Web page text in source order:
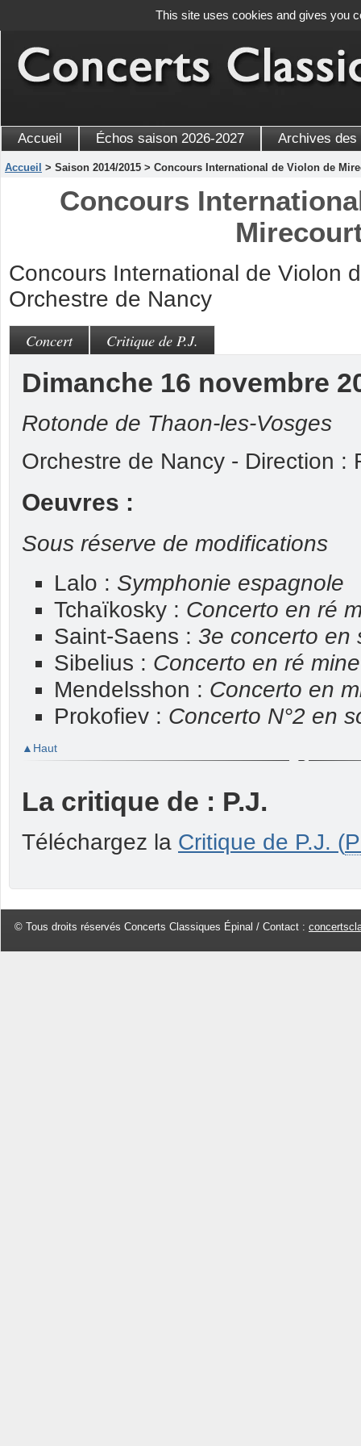
Accueil Échos saison 2026-2027 Archives des
Accueil > Saison 2014/2015 > Concours International de Violon de
Concours
Concours International de Violon
Orchestre de Nancy
Concert Critique de P.J.
Dimanche 16 novembre
Rotonde de Thaon-les-Vosges
Orchestre de Nancy - Direction :
Oeuvres :
Sous réserve de modifications
Lalo : Symphonie espagnole
Tchaïkosky : Concerto en ré
Saint-Saens : 3e concerto en
Sibelius : Concerto en ré
Mendelsshon : Concerto en
Prokofiev : Concerto N°2 en
Haut
La critique de : P.J.
Téléchargez la Critique de P.J. (
© Tous droits réservés Concerts Classiques Épinal / Contact :
This site uses cookies and gives you